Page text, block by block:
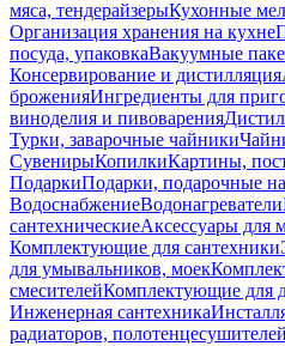
мяса, тендерайзерыКухонные
Организация хранения на кухне
посуда, упаковкаВакуумные
Консервирование и дистилляция
броженияИнгредиенты для
виноделия и пивоварения
Турки, заварочные чайники
СувенирыКопилкиКартины,
ПодаркиПодарки, подарочные
ВодоснабжениеВодонагреватели
сантехническиеАксессуары для
Комплектующие для сантехники
для умывальников, моек
смесителейКомплектующие для
Инженерная сантехника
радиаторов, полотенцесушителей